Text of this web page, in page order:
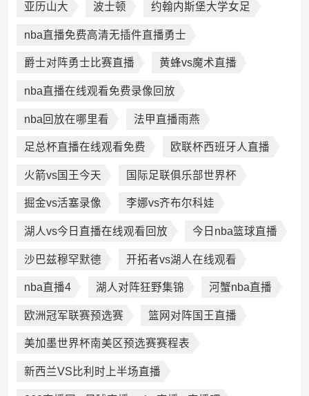
亚历山大 波士顿 约翰内斯堡大学女足
nba直播免费高清无插件直播勇士
爵士对阵勇士比赛直播 黄蜂vs魔术直播
nba直播在线观看免费录像回放
nba回放在哪里看 法甲直播雨燕
足总杯直播在线观看免费 欧联杯西班牙人直播
火箭vs国王今天 国际足联俱乐部世界杯
掘金vs活塞录像 李娜vs齐布尔科娃
湖人vs今日直播在线观看回放 今日nba篮球直播
沙巴兹穆罕默德 开拓者vs湖人在线观看
nba直播4 湖人对阵狂野集锦 河蟹nba直播
欧洲冠军联赛预选赛 篮网对阵国王直播
美加墨世界杯南美区预选赛赛程表
新西兰VS比利时上半场直播